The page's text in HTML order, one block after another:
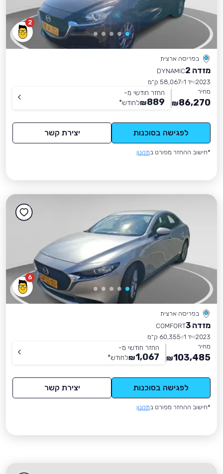
2
בפריסה ארצית
מזדה 2
DYNAMIC
2023 יד 1
58,067 ק״מ
מחיר
86,270
₪
החזר חודשי מ-
889
₪לחודש*
לפגישה בסוכנות יצירת קשר
*חישוב ההחזר מפורט בתקנון
6
בפריסה ארצית
מזדה 3
COMFORT
2023 יד 1
60,355 ק״מ
מחיר
103,485
₪
החזר חודשי מ-
1,067
₪לחודש*
לפגישה בסוכנות יצירת קשר
*חישוב ההחזר מפורט בתקנון